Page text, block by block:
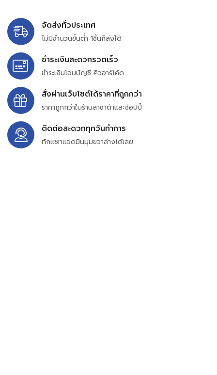
จัดส่งทั่วประเทศ
ไม่มีจำนวนขั้นต่ำ 1ชิ้นก็ส่งได้
ชำระเงินสะดวกรวดเร็ว
ชำระเงินโอนบัญชี คิวอาร์โค้ด
สั่งผ่านเว็บไซต์ได้ราคาที่ถูกกว่า
ราคาถูกกว่าในร้านลาซาด้าและช้อปปี้
ติดต่อสะดวกทุกวันทำการ
ทักแชทแอดมินมุมขวาล่างได้เลย